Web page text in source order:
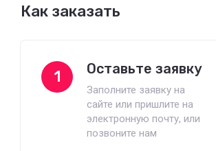
Как заказать
1 Оставьте заявку
Заполните заявку на
сайте или пришлите на
электронную почту, или
позвоните нам